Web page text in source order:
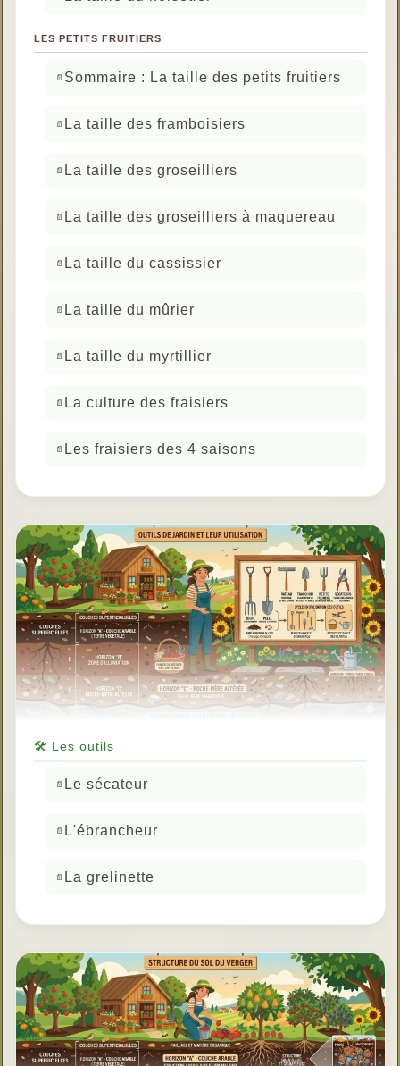
LES PETITS FRUITIERS
Sommaire : La taille des petits fruitiers
La taille des framboisiers
La taille des groseilliers
La taille des groseilliers à maquereau
La taille du cassissier
La taille du mûrier
La taille du myrtillier
La culture des fraisiers
Les fraisiers des 4 saisons
🛠 Les outils
Le sécateur
L'ébrancheur
La grelinette